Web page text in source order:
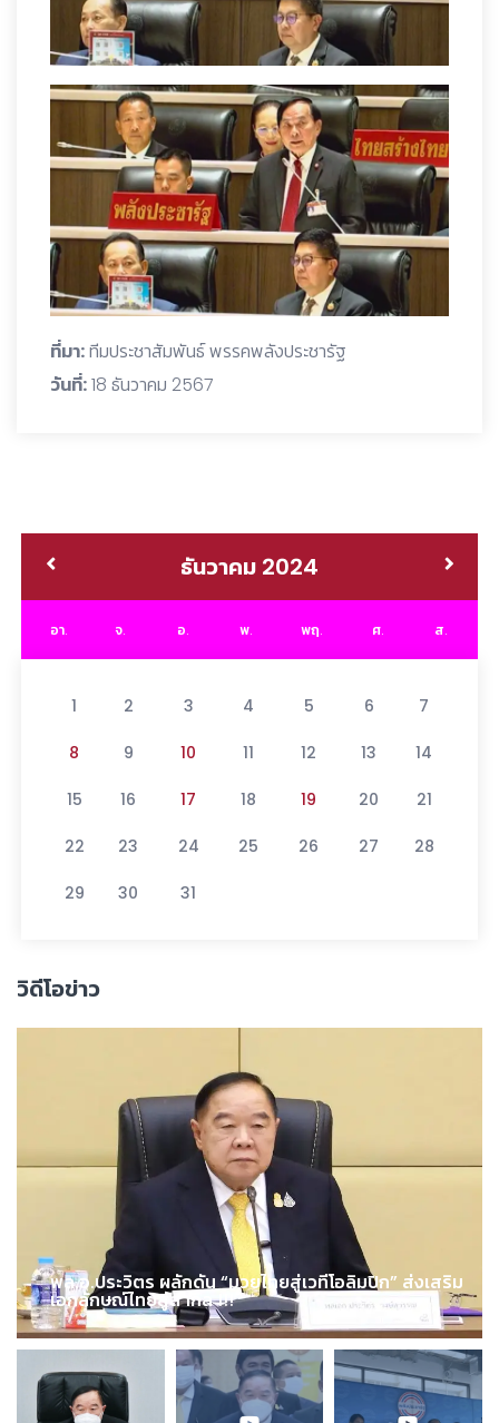
ที่มา:ทีมประชาสัมพันธ์ พรรคพลังประชารัฐ
วันที่:18 ธันวาคม 2567
ธันวาคม 2024
อา. จ. อ. พ. พฤ. ศ. ส.
1 2 3 4 5 6 7
8 9 10 11 12 13 14
15 16 17 18 19 20 21
22 23 24 25 26 27 28
29 30 31
วิดีโอข่าว
พล.อ.ประวิตร ผลักดัน “มวยไทยสู่เวทีโอลิมปิก” ส่งเสริม
เอกลักษณ์ไทยสู่สากล !!!